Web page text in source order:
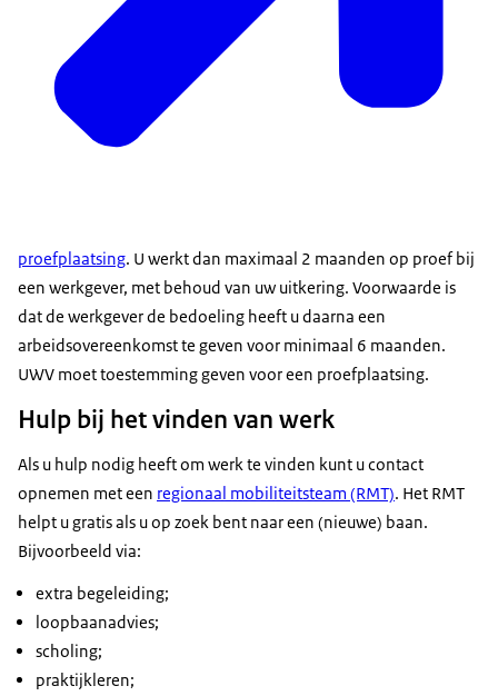
proefplaatsing. U werkt dan maximaal 2 maanden op proef bij
een werkgever, met behoud van uw uitkering. Voorwaarde is
dat de werkgever de bedoeling heeft u daarna een
arbeidsovereenkomst te geven voor minimaal 6 maanden.
UWV moet toestemming geven voor een proefplaatsing.
Hulp bij het vinden van werk
Als u hulp nodig heeft om werk te vinden kunt u contact
opnemen met een regionaal mobiliteitsteam (RMT). Het RMT
helpt u gratis als u op zoek bent naar een (nieuwe) baan.
Bijvoorbeeld via:
extra begeleiding;
loopbaanadvies;
scholing;
praktijkleren;